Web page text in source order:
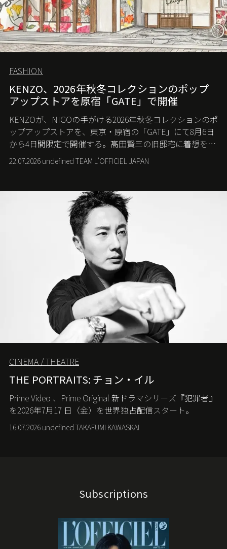
FASHION
KENZO、2026年秋冬コレクションのポップ
アップストアを原宿「GATE」で開催
KENZOが、NIGOの手がける2026年秋冬コレクションのポ
ップアップストアを、東京・原宿の「GATE」にて8月6日
から4日間限定で開催する。髙田賢三の旧邸宅に着想を得
た空間で、メゾンのヘリテージと遊び心が交差する最新
コレクションを紹介。
22.07.2026 undefined TEAM L'OFFICIEL JAPAN
CINEMA / THEATRE
THE PORTRAITS: チョン・イル
Prime Video 、 Prime Original 新ドラマシリーズ『犯罪者』
を2026年7月17 日（金）を世界独占配信スタート。
16.07.2026 undefined TAKAFUMI KAWASKAI
Subscriptions